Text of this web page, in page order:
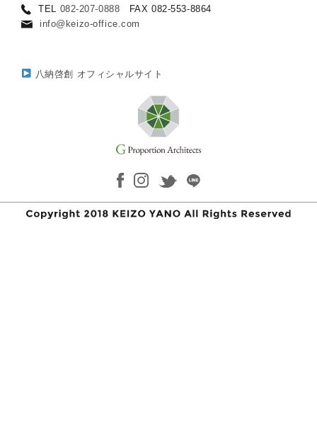
TEL 082-207-0888 FAX 082-553-8864
info@keizo-office.com
八納啓創 オフィシャルサイト